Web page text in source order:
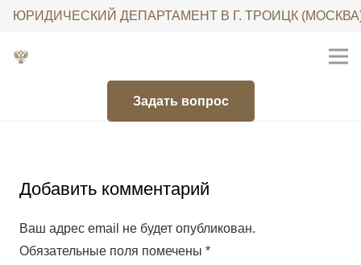
ЮРИДИЧЕСКИЙ ДЕПАРТАМЕНТ В Г. ТРОИЦК
Задать вопрос
Добавить комментарий
Ваш адрес email не будет опубликован.
Обязательные поля помечены *